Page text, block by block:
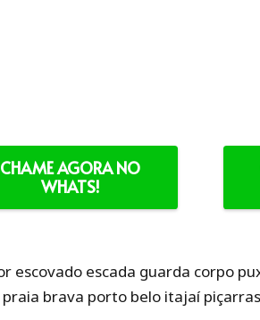
CHAME AGORA NO
WHATS!